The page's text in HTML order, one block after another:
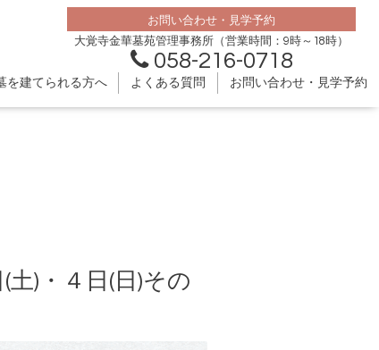
お問い合わせ・見学予約
大覚寺金華墓苑管理事務所（営業時間：9時～18時）
058-216-0718
を建てられる方へ よくある質問 お問い合わせ・見学予約
)・４日(日)その